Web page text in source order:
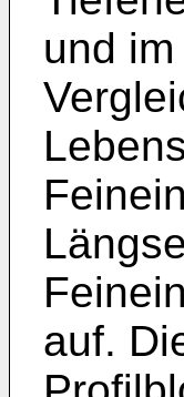
und
auf.